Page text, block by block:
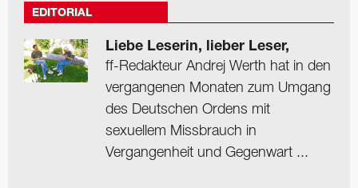
EDITORIAL
Liebe Leserin, lieber Leser,
ff-Redakteur Andrej Werth hat in den
vergangenen Monaten zum Umgang
des Deutschen Ordens mit
sexuellem Missbrauch in
Vergangenheit und Gegenwart ...